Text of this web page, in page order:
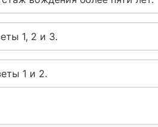
1, 2 и 3.
1 и 2.